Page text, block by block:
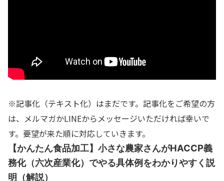
※記事化（テキスト化）はまだです。記事化をご希望の方
は、メルマガかLINEからメッセージいただければ幸いで
す。要望が来た順に対応していきます。
【かんたん食品加工】小さな農家さんがHACCP義
務化（六次産業化）でやる具体例をわかりやすく説
明（解説）